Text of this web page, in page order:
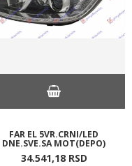
FAR EL 5VR.CRNI/LED
DNE.SVE.SA MOT(DEPO)
34.541,18 RSD